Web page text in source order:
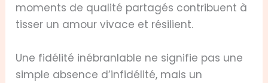
moments de qualité partagés contribuent à
tisser un amour vivace et résilient.
Une fidélité inébranlable ne signifie pas une
simple absence d’infidélité, mais un